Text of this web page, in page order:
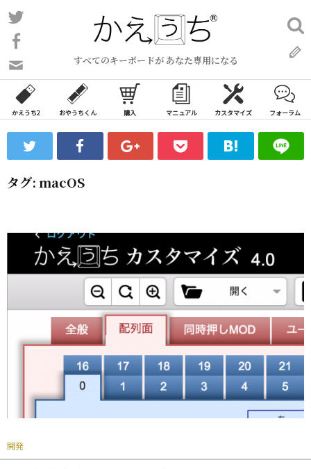
コ
ン
ン
ツ
ス
ッ
プ
すべてのキーボードが あなた専用になる
い
合
わ
フ
ォ
ー
ム
検
索:
かえうち2 おやうちくん 購入 マニュアル カスタマイズ フォーラム
タグ:macOS
開発